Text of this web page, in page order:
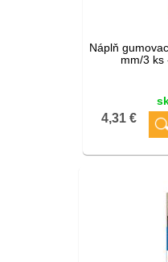
Náplň
mm/3 ks
4,31 €